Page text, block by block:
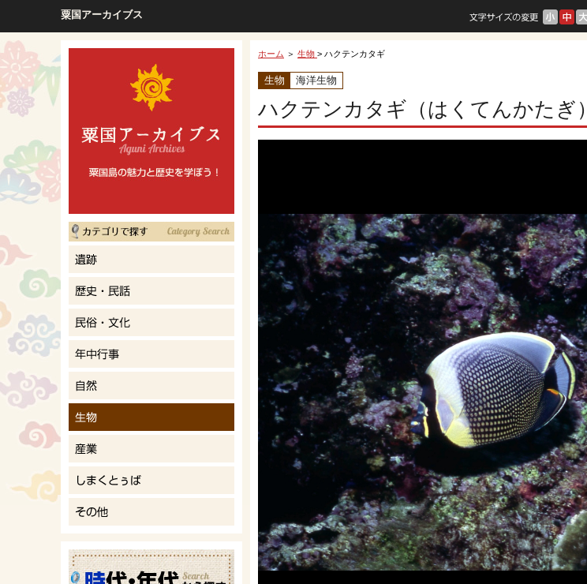
粟国アーカイブス
ホーム ＞ 生物 > ハクテンカタギ
生物 海洋生物
ハクテンカタギ（はくてんかたぎ）